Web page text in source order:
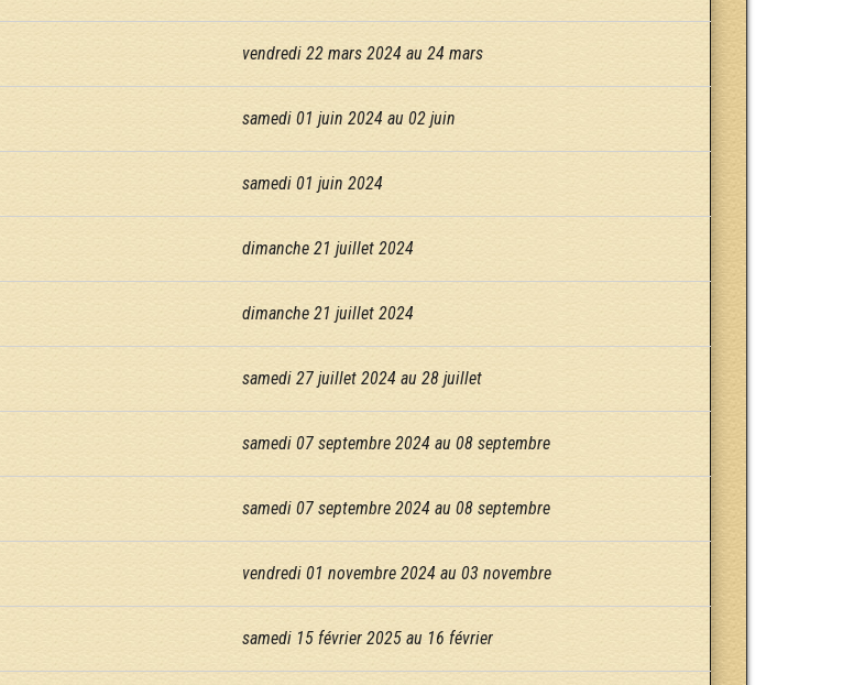
vendredi 22 mars 2024 au 24 mars
samedi 01 juin 2024 au 02 juin
samedi 01 juin 2024
dimanche 21 juillet 2024
dimanche 21 juillet 2024
samedi 27 juillet 2024 au 28 juillet
samedi 07 septembre 2024 au 08 septembre
samedi 07 septembre 2024 au 08 septembre
vendredi 01 novembre 2024 au 03 novembre
samedi 15 février 2025 au 16 février